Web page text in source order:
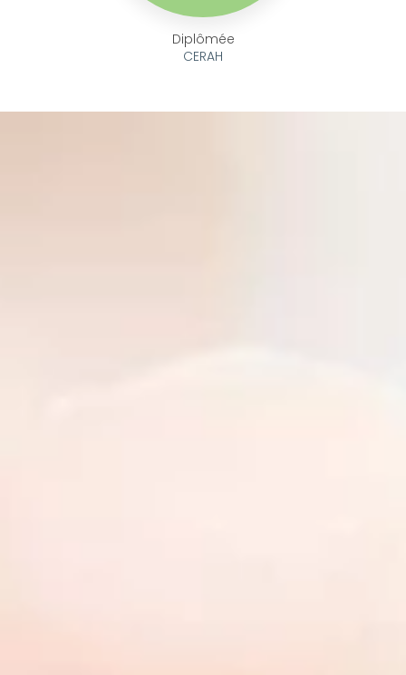
Diplômée
CERAH